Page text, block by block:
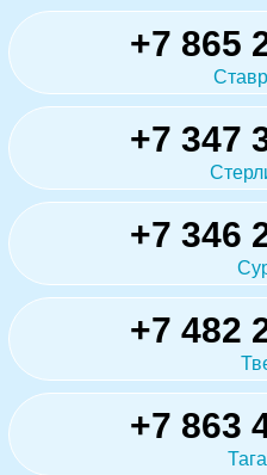
+7 865
+7 347
+7 346
+7 482
+7 863